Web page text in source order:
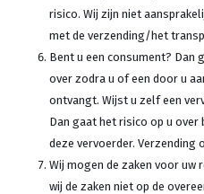
risico. Wij zijn niet
met de verzending/het
Bent u een consument? Dan
over zodra u of een door u
ontvangt. Wijst u zelf een
Dan gaat het risico op u
deze vervoerder.
Wij mogen de zaken voor uw
wij de zaken niet op de